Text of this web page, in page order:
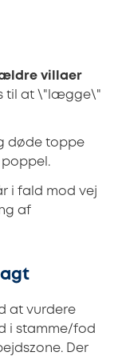
villaer
til at \"lægge\"
døde toppe
i fald mod vej
af
at vurdere
i stamme/fod
Der